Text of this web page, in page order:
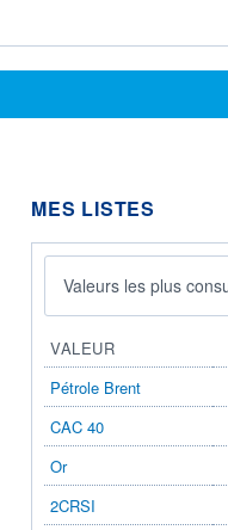
MES LISTES
Valeurs les plus
VALEUR
Pétrole Brent
CAC 40
Or
2CRSI